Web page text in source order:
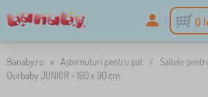
0
Banaby.ro » Așternuturi pentru pat / Saltele
Ourbaby JUNIOR - 160 x 90 cm